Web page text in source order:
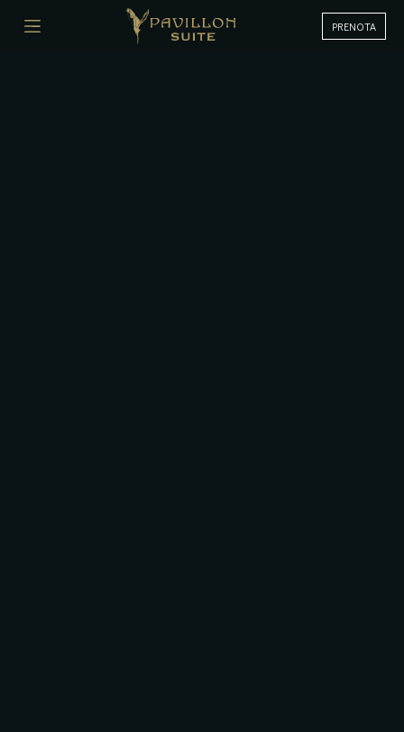
PRENOTA